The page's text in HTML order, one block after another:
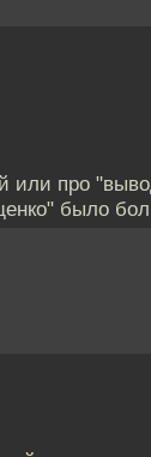
или про
было